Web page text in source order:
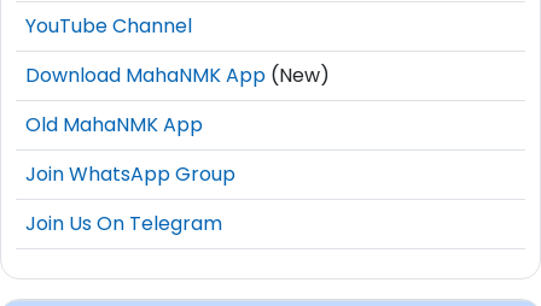
YouTube Channel
Download MahaNMK App (New)
Old MahaNMK App
Join WhatsApp Group
Join Us On Telegram